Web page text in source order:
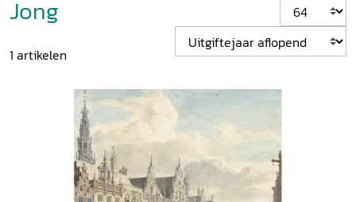
Jong
1 artikelen